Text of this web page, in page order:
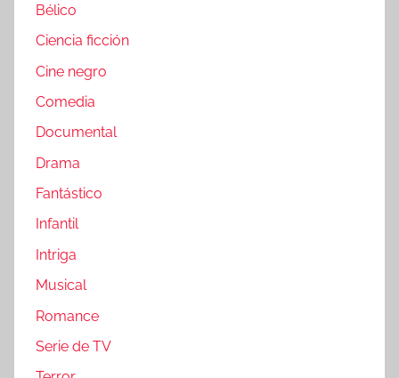
Bélico
Ciencia ficción
Cine negro
Comedia
Documental
Drama
Fantástico
Infantil
Intriga
Musical
Romance
Serie de TV